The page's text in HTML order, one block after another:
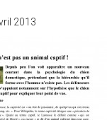
2013